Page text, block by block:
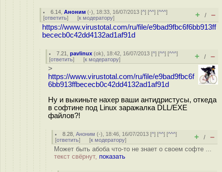
6.14 ,Аноним (-), 18:33, 16/07/2013 [^] [^^] [^^^]
[ответить] [к модератору] + / –
https://www.virustotal.com/ru/file/e9bad9fbc6f6bb913ff
bececb0c42dd4132ad1af91d
7.21 ,pavlinux (ok), 18:42, 16/07/2013 [^] [^^] [^^^]
[ответить] [к модератору] + / –
>
https://www.virustotal.com/ru/file/e9bad9fbc6f
6bb913ffbececb0c42dd4132ad1af91d
Ну и выкиньте нахер ваши антидристусы, откеда
в софтине под Linux заражалка DLL/EXE
файлов?!
8.28 ,Аноним (-), 18:46, 16/07/2013 [^] [^^] [^^^]
[ответить] [к модератору] + / –
Может быть абоба что-то не знает о своем софте ...
текст свёрнут, показать